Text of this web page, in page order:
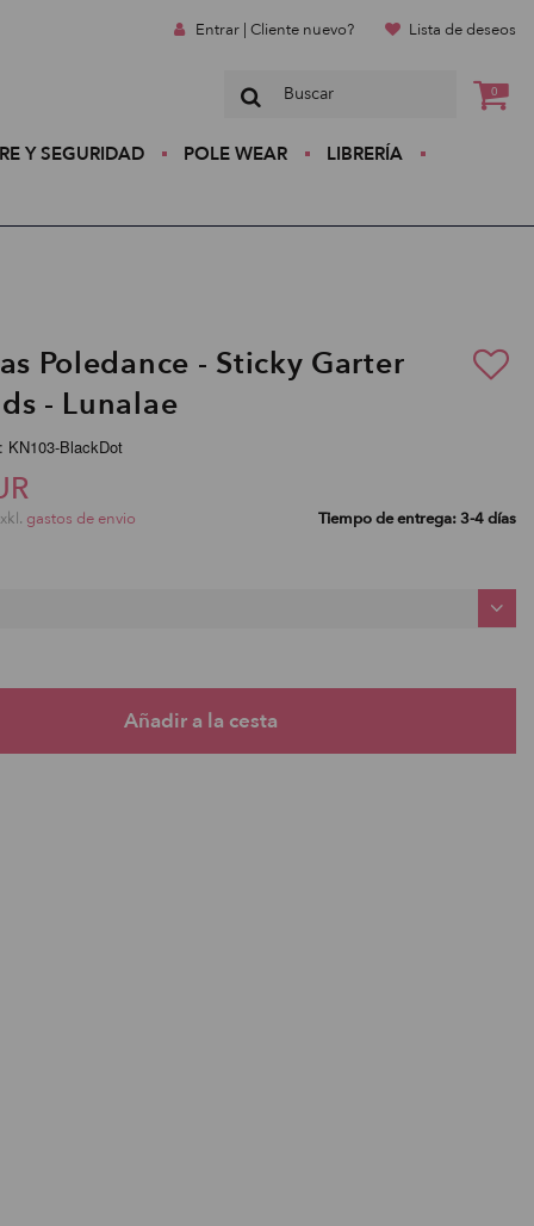
Entrar | Cliente nuevo? Lista de deseos
0
Y SEGURIDAD POLE WEAR
LIBRERÍA
Poledance - Sticky Garter
- Lunalae
KN103-BlackDot
gastos de envio Tiempo de entrega: 3-4 días